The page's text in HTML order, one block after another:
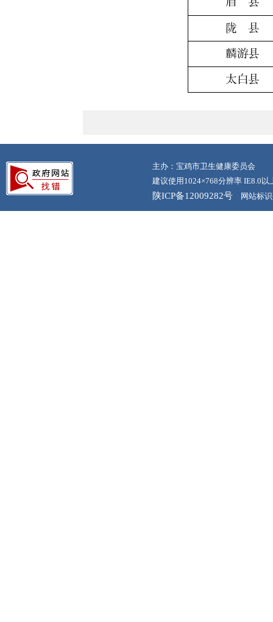
主办：宝鸡市卫生健康委员会
建议使用1024×768分辨率 IE8.0以
陕ICP备12009282号 网站标